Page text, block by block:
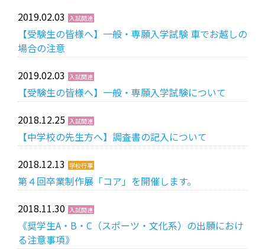
在校生の方へ 保護者の方へ
アクセス
教員採用情報(PDF)
2019.02.03
入試関連
【受験生の皆様へ】一般・専願入学試験 車でお越しの
場合の注意
2019.02.03
入試関連
【受験生の皆様へ】一般・専願入学試験について
2018.12.25 入試関連
【中学校の先生方へ】調査書の記入について
2018.12.13 学校行事
第４回卒業制作展「コア」を開催します。
2018.11.30 入試関連
《奨学生A・B・C（スポーツ・文化系）の出願におけ
る注意事項》